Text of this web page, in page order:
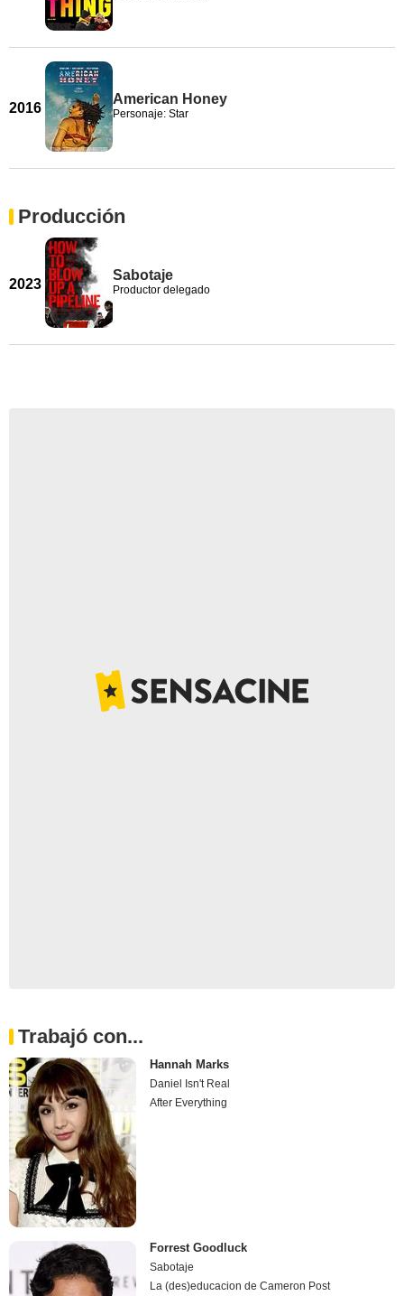
2016
American Honey
Personaje: Star
Producción
2023
Sabotaje
Productor delegado
Trabajó con...
Hannah Marks
Daniel Isn't Real
After Everything
Forrest Goodluck
Sabotaje
La (des)educacion de Cameron Post